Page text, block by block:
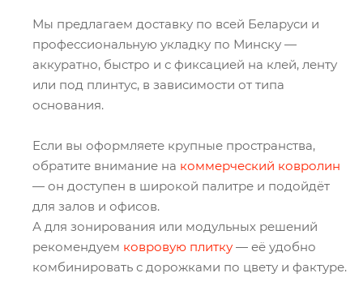
Мы предлагаем доставку по всей Беларуси и
профессиональную укладку по Минску —
аккуратно, быстро и с фиксацией на клей, ленту
или под плинтус, в зависимости от типа
основания.
Если вы оформляете крупные пространства,
обратите внимание на коммерческий ковролин
— он доступен в широкой палитре и подойдёт
для залов и офисов.
А для зонирования или модульных решений
рекомендуем ковровую плитку — её удобно
комбинировать с дорожками по цвету и фактуре.